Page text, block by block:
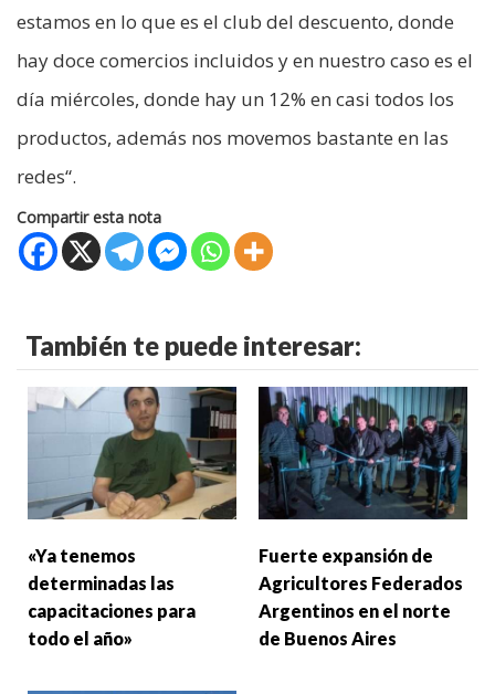
estamos en lo que es el club del descuento, donde
hay doce comercios incluidos y en nuestro caso es el
día miércoles, donde hay un 12% en casi todos los
productos, además nos movemos bastante en las
redes“.
Compartir esta nota
También te puede interesar:
«Ya tenemos
determinadas las
capacitaciones para
todo el año»
Fuerte expansión de
Agricultores Federados
Argentinos en el norte
de Buenos Aires